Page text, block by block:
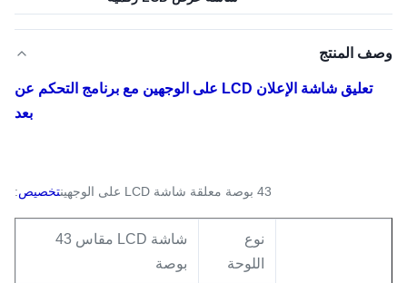
وصف المنتج
تعليق شاشة الإعلان LCD على الوجهين مع برنامج التحكم عن
بعد
43 بوصة معلقة شاشة LCD على الوجهين تخصيص:
نوع
اللوحة
شاشة LCD مقاس 43
بوصة